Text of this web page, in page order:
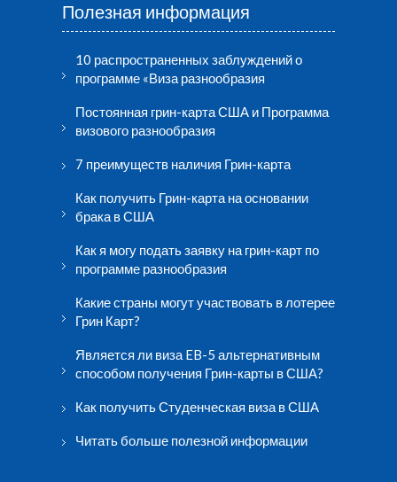
Полезная информация
10 распространенных заблуждений о
программе «Виза разнообразия
Постоянная грин-карта США и Программа
визового разнообразия
7 преимуществ наличия Грин-карта
Как получить Грин-карта на основании
брака в США
Как я могу подать заявку на грин-карт по
программе разнообразия
Какие страны могут участвовать в лотерее
Грин Карт?
Является ли виза EB-5 альтернативным
способом получения Грин-карты в США?
Как получить Студенческая виза в США
Читать больше полезной информации